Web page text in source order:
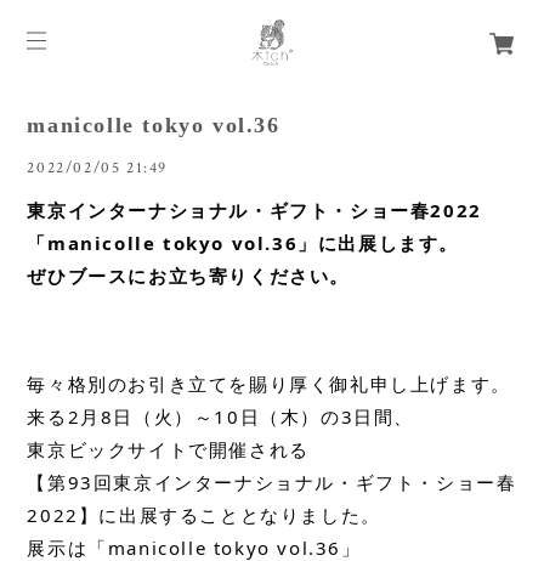
manicolle tokyo vol.36
2022/02/05 21:49
東京インターナショナル・ギフト・ショー春2022
「manicolle tokyo vol.36」に出展します。
ぜひブースにお立ち寄りください。
毎々格別のお引き立てを賜り厚く御礼申し上げます。
来る2月8日（火）～10日（木）の3日間、
東京ビックサイトで開催される
【第93回東京インターナショナル・ギフト・ショー春
2022】に出展することとなりました。
展示は「manicolle tokyo vol.36」